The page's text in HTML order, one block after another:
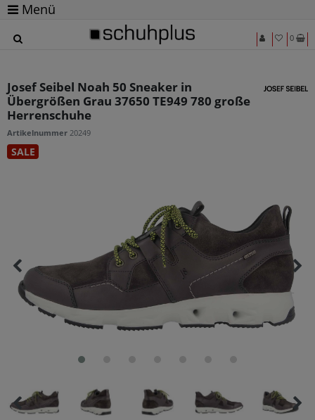
Menü
0
Josef Seibel Noah 50 Sneaker in
Übergrößen Grau 37650 TE949 780 große
Herrenschuhe
Artikelnummer 20249
SALE